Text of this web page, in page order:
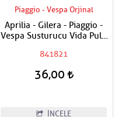
Piaggio - Vespa Orjinal
Aprilia - Gilera - Piaggio -
Vespa Susturucu Vida Pulu
841821
36,00
İNCELE